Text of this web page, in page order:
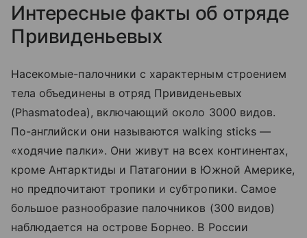
Интересные факты об отряде
Привиденьевых
Насекомые-палочники с характерным строением
тела объединены в отряд Привиденьевых
(Phasmatodea), включающий около 3000 видов.
По-английски они называются walking sticks —
«ходячие палки». Они живут на всех континентах,
кроме Антарктиды и Патагонии в Южной Америке,
но предпочитают тропики и субтропики. Самое
большое разнообразие палочников (300 видов)
наблюдается на острове Борнео. В России